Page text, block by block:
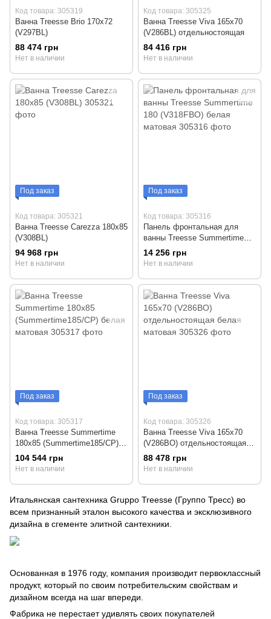
Код товара: 305319
Ванна Treesse Brio 170x72
(V297BL)
88 474 грн
Нет в наличии
Код товара: 305325
Ванна Treesse Viva 165x70
(V286BL) отдельностоящая
84 416 грн
Нет в наличии
Под заказ
Код товара: 305321
Ванна Treesse Carezza 180x85
(V308BL)
94 968 грн
Нет в наличии
Под заказ
Код товара: 305316
Панель фронтальная для
ванны Treesse Summertime
180 (V318FBO) белая матовая
14 256 грн
Нет в наличии
Под заказ
Код товара: 305317
Ванна Treesse Summertime
180x85 (Summertime185/CP)
белая матовая
104 544 грн
Нет в наличии
Под заказ
Код товара: 305326
Ванна Treesse Viva 165x70
(V286BO) отдельностоящая
белая матовая
88 478 грн
Нет в наличии
Итальянская сантехника Gruppo Treesse (Группо Тресс) во
всем признанный эталон высокого качества и эксклюзивного
дизайна в сгементе элитной сантехники.
Основанная в 1976 году, компания производит первоклассный
продукт, который по своим потребительским свойствам и
дизайном всегда на шаг впереди.
Фабрика не перестает удивлять своих покупателей